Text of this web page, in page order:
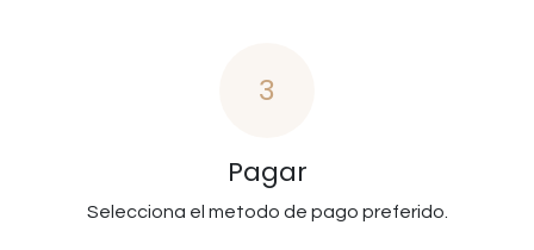
3
Pagar
Selecciona el metodo de pago preferido.